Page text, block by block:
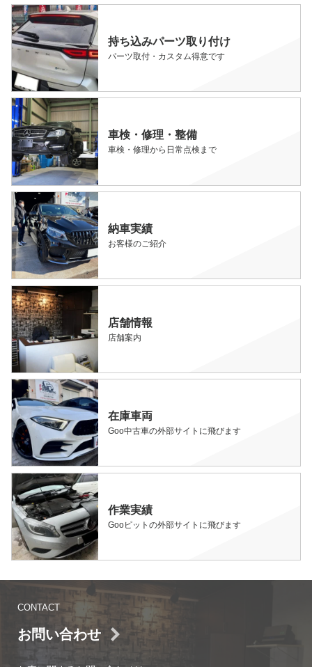
持ち込みパーツ取り付け
パーツ取付・カスタム得意です
車検・修理・整備
車検・修理から日常点検まで
納車実績
お客様のご紹介
店舗情報
店舗案内
在庫車両
Goo中古車の外部サイトに飛びます
作業実績
Gooピットの外部サイトに飛びます
CONTACT
お問い合わせ